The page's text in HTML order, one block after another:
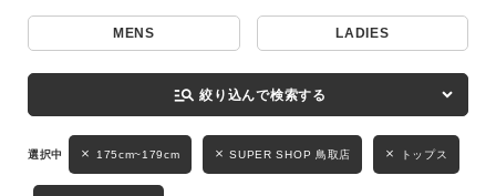
キーワード
性別
MENS LADIES KIDS
MENS LADIES
manage_search 絞り込んで検索する
175cm~179cm SUPER SHOP 鳥取店 トップス